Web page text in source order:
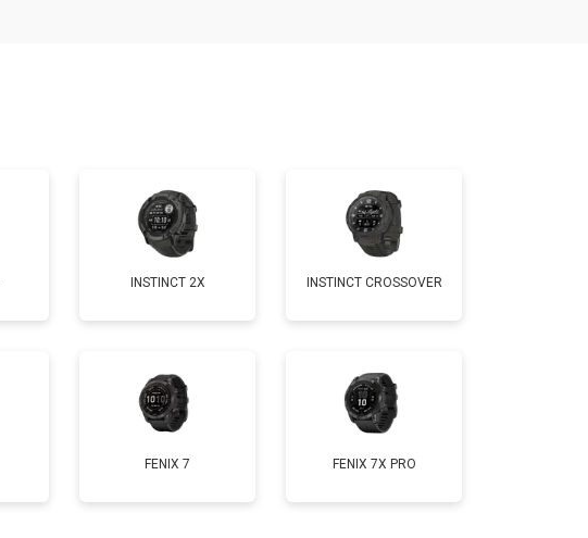
от 1500 ₽ Заказать
от 2000 ₽ Заказать
INSTINCT 2X INSTINCT CROSSOVER
FENIX 7 FENIX 7X PRO